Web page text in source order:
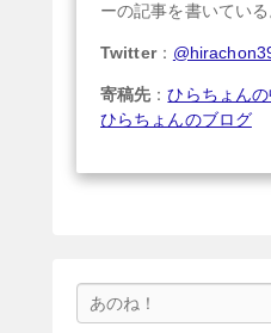
ーの記事を書いている
Twitter：
寄稿先 ：ひらちょん
ひらちょんのブログ
索